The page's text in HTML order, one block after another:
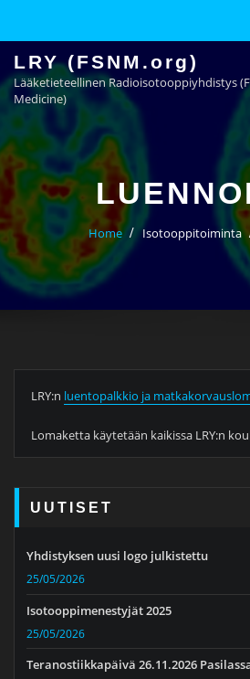
LRY (FSNM.org)
Lääketieteellinen Radioisotooppiyhdistys
Medicine)
Home Isotooppitoiminta
LRY:n luentopalkkio ja
Lomaketta käytetään kaikissa LRY:n
UUTISET
Yhdistyksen uusi logo julkistettu
25/05/2026
Isotooppimenestyjät 2025
25/05/2026
Teranostiikkapäivä 26.11.2026